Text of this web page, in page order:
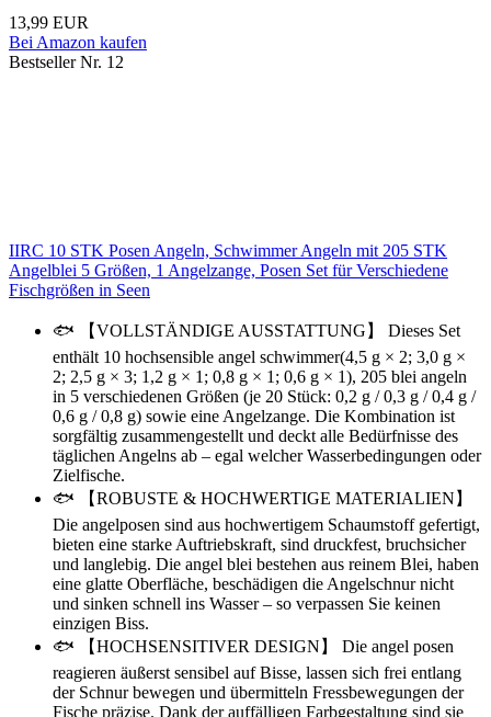
13,99 EUR
Bei Amazon kaufen
Bestseller Nr. 12
IIRC 10 STK Posen Angeln, Schwimmer Angeln mit 205 STK
Angelblei 5 Größen, 1 Angelzange, Posen Set für Verschiedene
Fischgrößen in Seen
🐟 【VOLLSTÄNDIGE AUSSTATTUNG】 Dieses Set
enthält 10 hochsensible angel schwimmer(4,5 g × 2; 3,0 g ×
2; 2,5 g × 3; 1,2 g × 1; 0,8 g × 1; 0,6 g × 1), 205 blei angeln
in 5 verschiedenen Größen (je 20 Stück: 0,2 g / 0,3 g / 0,4 g /
0,6 g / 0,8 g) sowie eine Angelzange. Die Kombination ist
sorgfältig zusammengestellt und deckt alle Bedürfnisse des
täglichen Angelns ab – egal welcher Wasserbedingungen oder
Zielfische.
🐟 【ROBUSTE & HOCHWERTIGE MATERIALIEN】
Die angelposen sind aus hochwertigem Schaumstoff gefertigt,
bieten eine starke Auftriebskraft, sind druckfest, bruchsicher
und langlebig. Die angel blei bestehen aus reinem Blei, haben
eine glatte Oberfläche, beschädigen die Angelschnur nicht
und sinken schnell ins Wasser – so verpassen Sie keinen
einzigen Biss.
🐟 【HOCHSENSITIVER DESIGN】 Die angel posen
reagieren äußerst sensibel auf Bisse, lassen sich frei entlang
der Schnur bewegen und übermitteln Fressbewegungen der
Fische präzise. Dank der auffälligen Farbgestaltung sind sie